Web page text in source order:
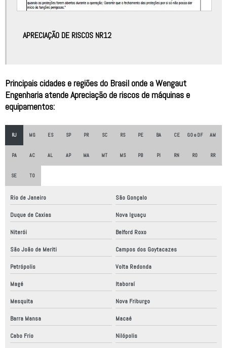
Empresa de automação industrial sp
Empresa de montagem eletromecânica
Empresa que faz automação comercial
Empresa que faz automação industrial
Empresas de automação robótica
Empresas de fabricação de equipamentos industriais
Empresas de montagem de painéis elétricos
Empresas de robôs industriais
Empresas de robótica industrial
Empresas especializadas em automação industrial
Empresas fabricantes de equipamentos industriais
Empresas fabricantes de máquinas especiais
Empresas que fazem adequação nr12
Equipamentos de automação industrial
Fabrica de automação industrial
APRECIAÇÃO DE RISCOS NR12
Principais cidades e regiões do Brasil onde a Wengaut
Engenharia atende Apreciação de riscos de máquinas e
equipamentos:
RJ MG ES SP PR SC RS PE BA CE GO e DF AM
PA AC AL AP MA MT MS PB PI RN RO RR
SE TO
Rio de Janeiro São Gonçalo
Duque de Caxias Nova Iguaçu
Niterói Belford Roxo
São João de Meriti Campos dos Goytacazes
Petrópolis Volta Redonda
Magé Itaboraí
Mesquita Nova Friburgo
Barra Mansa Macaé
Cabo Frio Nilópolis